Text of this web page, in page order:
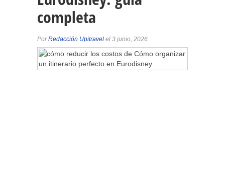
completa
PorRedacción Upitravel el 3 junio, 2026